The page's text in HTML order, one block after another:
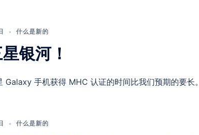
什么是新的
银河！
Galaxy 手机获得 MHC 认证的时间比我们预期的要长
什么是新的